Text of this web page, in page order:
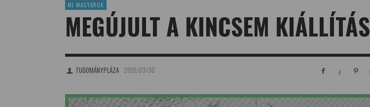
MI MAGYAROK
MEGÚJULT A KINCSEM KIÁLLÍTÁS
TUDOMÁNYPLÁZA 2019/03/30